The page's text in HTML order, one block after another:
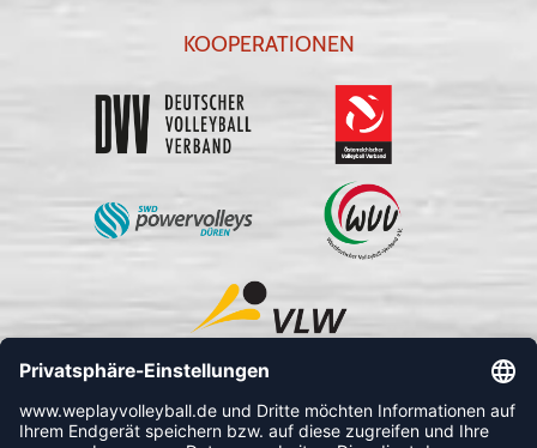
KOOPERATIONEN
FOLLOW US